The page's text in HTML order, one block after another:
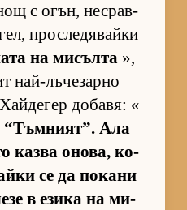
с огън, нес­рав­
прос­ле­дя­вайки
на ми­сълта »,
най-лъ­че­зарно
до­ба­вя: «
“Тъм­ни­ят”. Ала
казва оно­ва, ко­
се да по­кани
в езика на ми­